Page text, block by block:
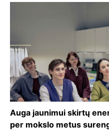
Auga jaunimui skirtų
per mokslo metus